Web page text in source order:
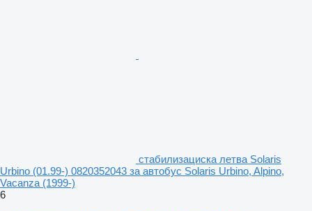
стабилизациска летва Solaris
Urbino (01.99-) 0820352043 за автобус Solaris Urbino, Alpino,
Vacanza (1999-)
6